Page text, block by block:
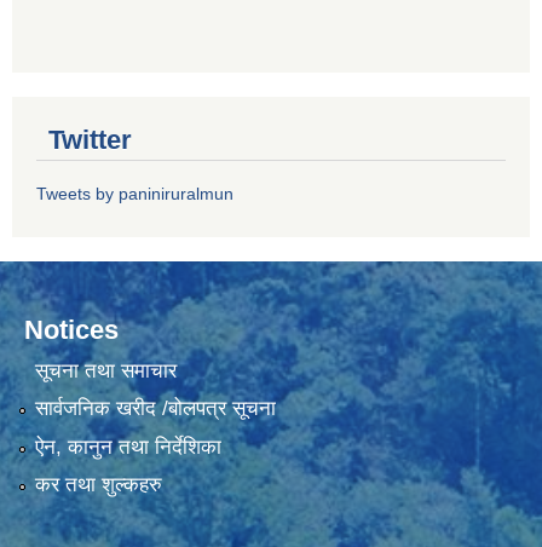
Twitter
Tweets by paniniruralmun
Notices
सूचना तथा समाचार
सार्वजनिक खरीद /बोलपत्र सूचना
ऐन, कानुन तथा निर्देशिका
कर तथा शुल्कहरु